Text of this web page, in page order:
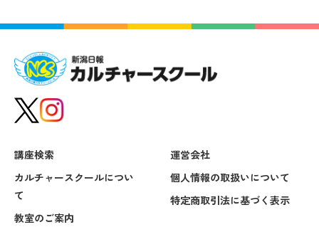
講座検索
カルチャースクールについ
て
教室のご案内
運営会社
個人情報の取扱いについて
特定商取引法に基づく表示